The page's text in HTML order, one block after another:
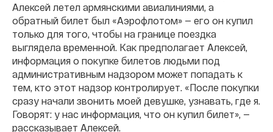
Алексей летел армянскими авиалиниями, а
обратный билет был «Аэрофлотом» — его он купил
только для того, чтобы на границе поездка
выглядела временной. Как предполагает Алексей,
информация о покупке билетов людьми под
административным надзором может попадать к
тем, кто этот надзор контролирует. «После покупки
сразу начали звонить моей девушке, узнавать, где я.
Говорят: у нас информация, что он купил билет», —
рассказывает Алексей.